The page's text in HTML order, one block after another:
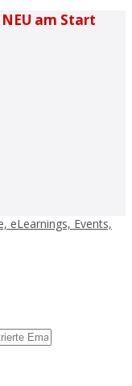
NEU am Start